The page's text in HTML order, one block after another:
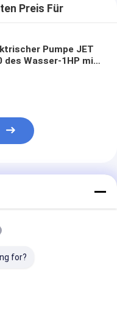
Preis Für
Pumpe JET
des Wasser-1HP mit
for?